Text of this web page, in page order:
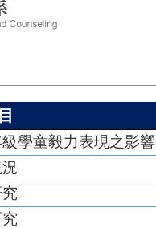
學童毅力表現之影響